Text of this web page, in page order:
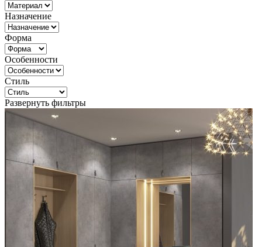
Назначение
Форма
Особенности
Стиль
Развернуть фильтры